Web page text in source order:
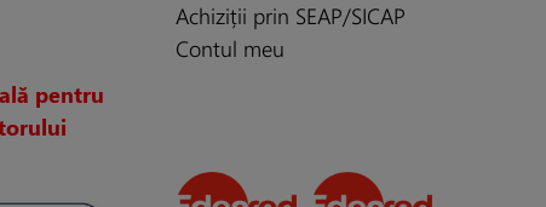
pentru
Achiziții prin SEAP/SICAP
Contul meu